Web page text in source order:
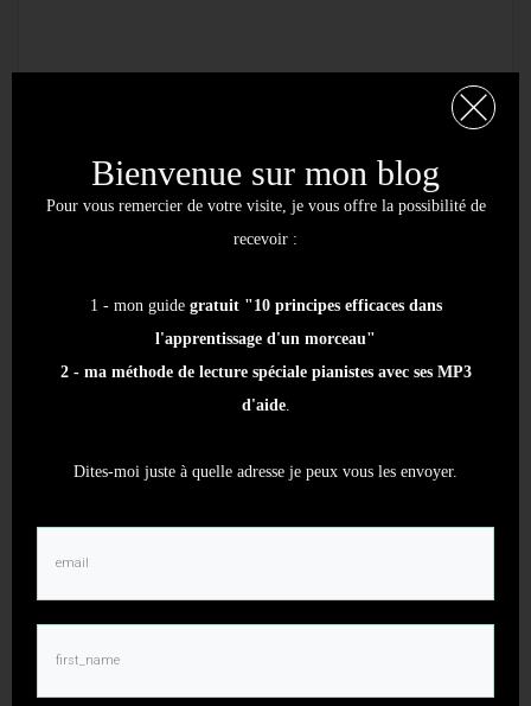
Bienvenue sur mon blog
Pour vous remercier de votre visite, je vous offre la possibilité de
recevoir :
1 - mon guide gratuit "10 principes efficaces dans
l'apprentissage d'un morceau"
2 - ma méthode de lecture spéciale pianistes avec ses MP3
d'aide.
Dites-moi juste à quelle adresse je peux vous les envoyer.